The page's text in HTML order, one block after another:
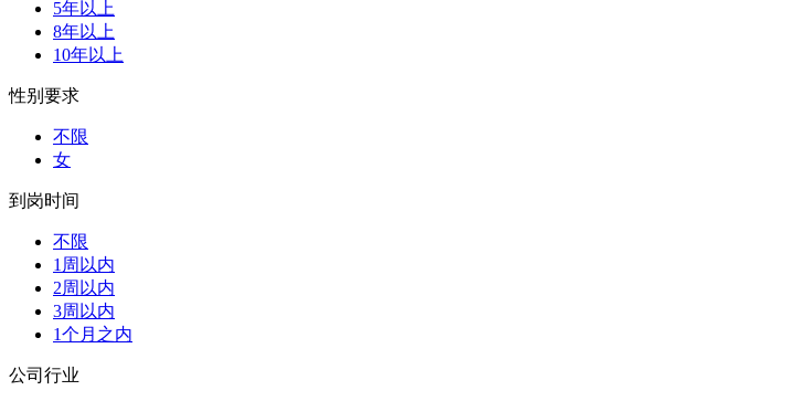
5年以上
8年以上
10年以上
性别要求
不限
女
到岗时间
不限
1周以内
2周以内
3周以内
1个月之内
公司行业